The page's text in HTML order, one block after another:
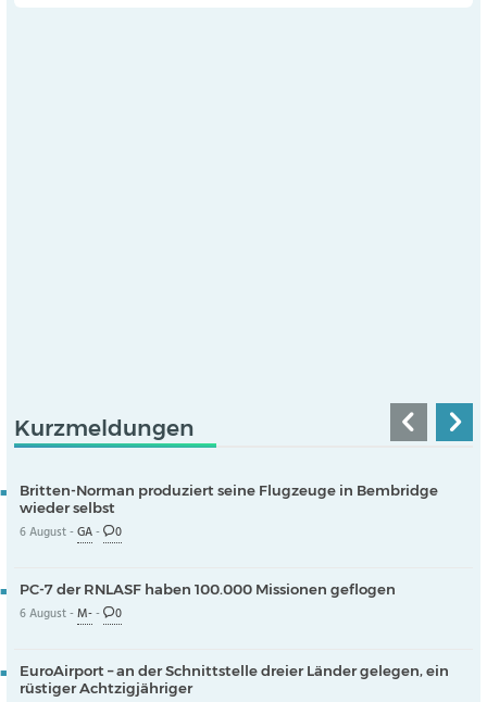
Kurzmeldungen
Britten-Norman produziert seine Flugzeuge in Bembridge
wieder selbst
6 August -GA- 0
PC-7 der RNLASF haben 100.000 Missionen geflogen
6 August -M-- 0
EuroAirport – an der Schnittstelle dreier Länder gelegen, ein
rüstiger Achtzigjähriger